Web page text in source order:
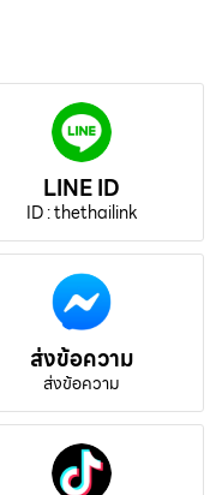
LINE ID
ID : thethailink
ส่งข้อความ
ส่งข้อความ